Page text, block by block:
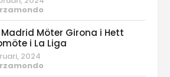
Madrid Möter Girona i Hett
i La Liga
2024